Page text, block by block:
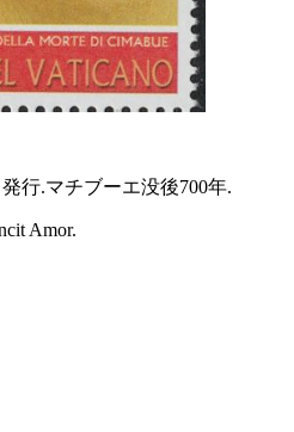
行.マチブーエ没後700年.
Amor.